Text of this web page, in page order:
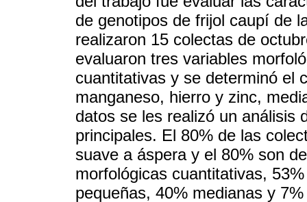
de genotipos de frijol caupí de
realizaron 15 colectas de
evaluaron tres variables
cuantitativas y se determinó el
manganeso, hierro y zinc,
datos se les realizó un análisis
principales. El 80% de las
suave a áspera y el 80% son
morfológicas cuantitativas,
pequeñas, 40% medianas y